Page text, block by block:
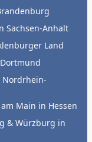
Sachsen-Anhalt
Land
Nordrhein-
Main in Hessen
& Würzburg in